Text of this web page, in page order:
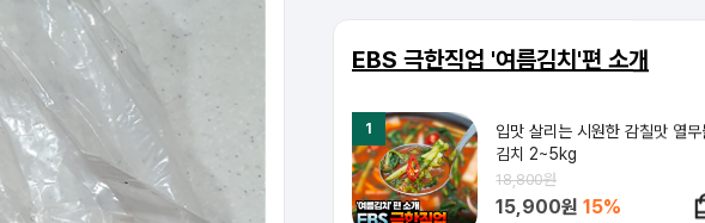
EBS 극한직업 '여름김치'편 소개
1
입맛 살리는 시원한 감칠맛 열무
김치 2~5kg
18,800원
15,900원 15%